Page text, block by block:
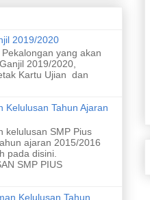
lingkungan
inovatif dari limbah
bendera
dengan sikap yang
2019/2020
yang akan
2019/2020,
Kartu Ujian dan
Kelulusan Tahun Ajaran
kelulusan SMP Pius
ajaran 2015/2016
pada disini.
SMP PIUS
Kelulusan Tahun